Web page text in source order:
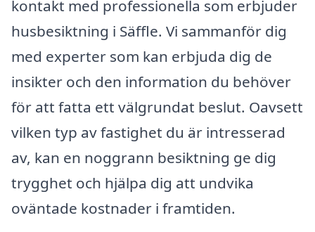
kontakt med professionella som erbjuder
husbesiktning i Säffle. Vi sammanför dig
med experter som kan erbjuda dig de
insikter och den information du behöver
för att fatta ett välgrundat beslut. Oavsett
vilken typ av fastighet du är intresserad
av, kan en noggrann besiktning ge dig
trygghet och hjälpa dig att undvika
oväntade kostnader i framtiden.